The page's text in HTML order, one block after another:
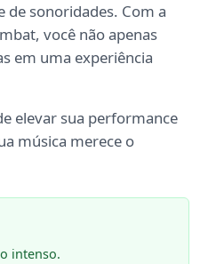
de sonoridades. Com a
você não apenas
em uma experiência
elevar sua performance
música merece o
intenso.